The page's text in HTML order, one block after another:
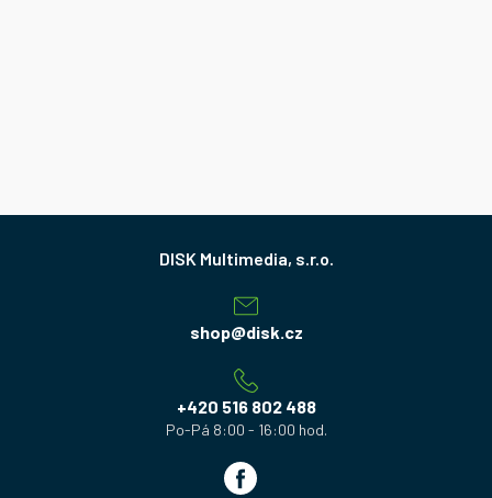
shop@disk.cz
+420 516 802 488